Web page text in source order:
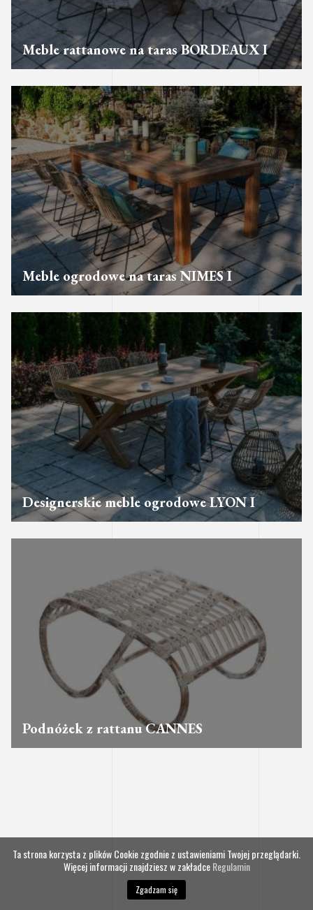
Meble rattanowe na taras BORDEAUX I
Meble ogrodowe na taras NIMES I
Designerskie meble ogrodowe LYON I
Podnóżek z rattanu CANNES
Ta strona korzysta z plików Cookie zgodnie z ustawieniami Twojej przeglądarki.
Więcej informacji znajdziesz w zakładceRegulamin
Zgadzam się